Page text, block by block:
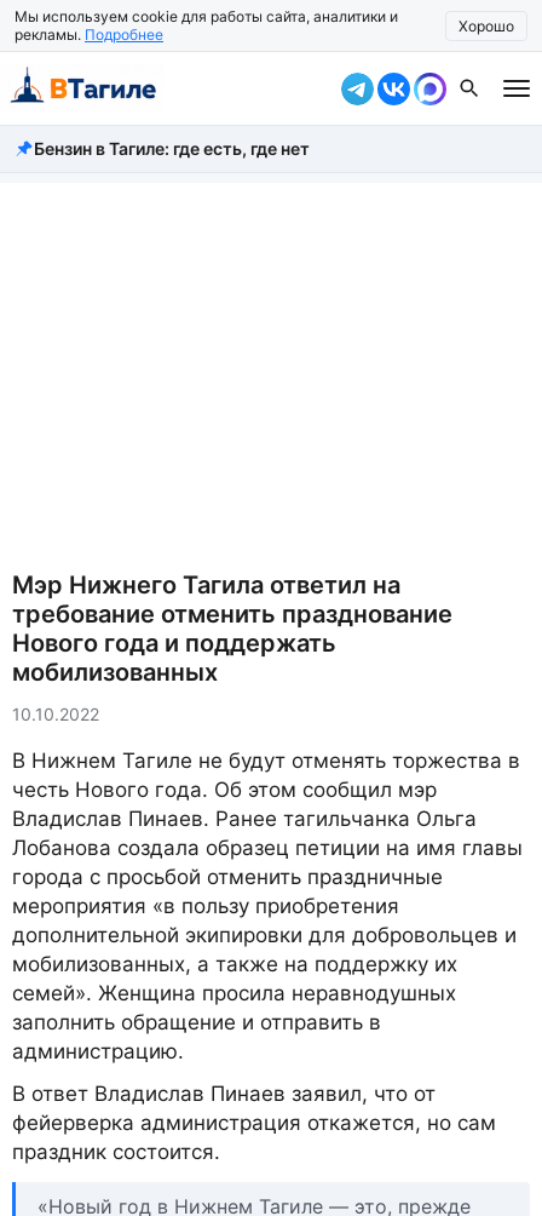
Мы используем cookie для работы сайта, аналитики и
рекламы. Подробнее Хорошо
Все новости
Бензин в Тагиле: где есть, где нет
Мэр Нижнего Тагила ответил на
требование отменить празднование
Нового года и поддержать
мобилизованных
10.10.2022
В Нижнем Тагиле не будут отменять торжества в
честь Нового года. Об этом сообщил мэр
Владислав Пинаев. Ранее тагильчанка Ольга
Лобанова создала образец петиции на имя главы
города с просьбой отменить праздничные
мероприятия «в пользу приобретения
дополнительной экипировки для добровольцев и
мобилизованных, а также на поддержку их
семей». Женщина просила неравнодушных
заполнить обращение и отправить в
администрацию.
В ответ Владислав Пинаев заявил, что от
фейерверка администрация откажется, но сам
праздник состоится.
«Новый год в Нижнем Тагиле — это, прежде